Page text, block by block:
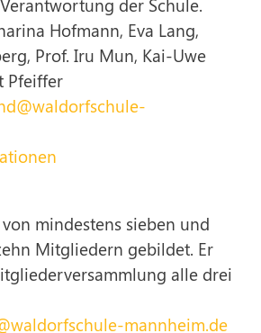
Hofmann, Eva Lang,
Prof. Iru Mun, Kai-Uwe
Pfeiffer
mindestens sieben und
Mitgliedern gebildet. Er
alle drei
mannheim.de